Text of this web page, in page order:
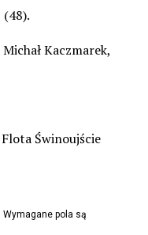
Kaczmarek,
Świnoujście
Wymagane pola są